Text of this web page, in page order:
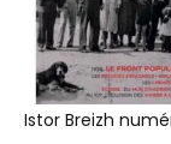
Istor Breizh